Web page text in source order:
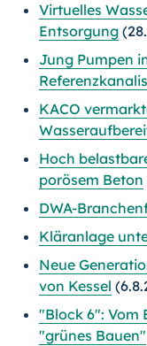
Virtuelles
Entsorgung
Jung Pumpen
KACO
Hoch
porösem Beton
DWA-
Kläranlage
Neue
von Kessel
"Block 6": Vom
"grünes Bauen"